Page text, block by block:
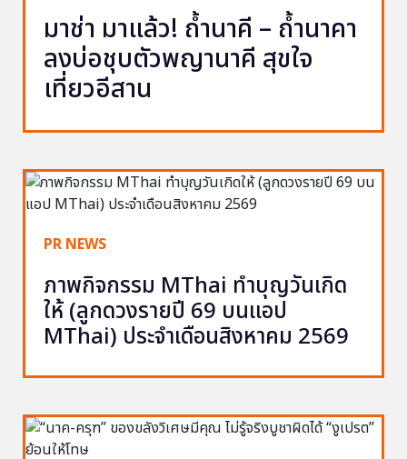
มาช่า มาแล้ว! ถ้ำนาคี – ถ้ำนาคา
ลงบ่อชุบตัวพญานาคี สุขใจ
เที่ยวอีสาน
PR NEWS
ภาพกิจกรรม MThai ทำบุญวันเกิด
ให้ (ลูกดวงรายปี 69 บนแอป
MThai) ประจำเดือนสิงหาคม 2569